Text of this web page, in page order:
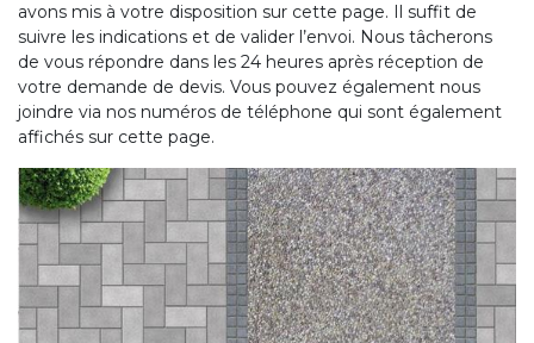
avons mis à votre disposition sur cette page. Il suffit de
suivre les indications et de valider l’envoi. Nous tâcherons
de vous répondre dans les 24 heures après réception de
votre demande de devis. Vous pouvez également nous
joindre via nos numéros de téléphone qui sont également
affichés sur cette page.